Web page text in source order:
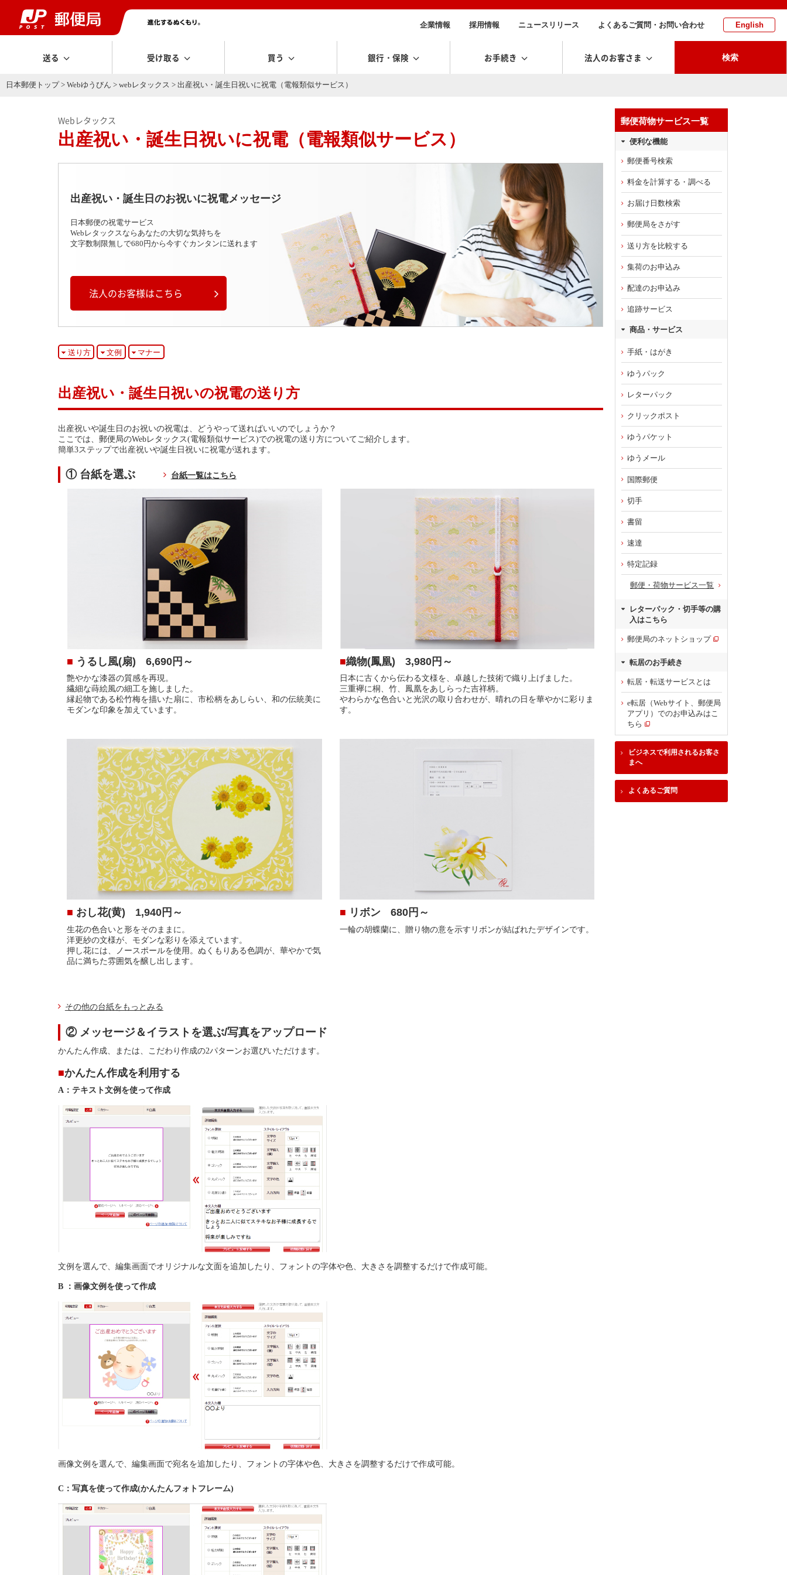
企業情報 採用情報 ニュースリリース よくあるご質問・お問い合わせ English
送る 受け取る 買う 銀行・保険 お手続き 法人のお客さま 検索
日本郵便トップ>Webゆうびん >webレタックス > 出産祝い・誕生日祝いに祝電（電報類似サービス）
Webレタックス
出産祝い・誕生日祝いに祝電（電報類似サービス）
出産祝い・誕生日のお祝いに祝電メッセージ
日本郵便の祝電サービス
Webレタックスならあなたの大切な気持ちを
文字数制限無しで680円から今すぐカンタンに送れます
法人のお客様はこちら
送り方 文例 マナー
出産祝い・誕生日祝いの祝電の送り方
出産祝いや誕生日のお祝いの祝電は、どうやって送ればいいのでしょうか？
ここでは、郵便局のWebレタックス(電報類似サービス)での祝電の送り方についてご紹介します。
簡単3ステップで出産祝いや誕生日祝いに祝電が送れます。
① 台紙を選ぶ 台紙一覧はこちら
■ うるし風(扇) 6,690円～
艶やかな漆器の質感を再現。
繊細な蒔絵風の細工を施しました。
縁起物である松竹梅を描いた扇に、市松柄をあしらい、和の伝統美に
モダンな印象を加えています。
■織物(鳳凰) 3,980円～
日本に古くから伝わる文様を、卓越した技術で織り上げました。
三重襷に桐、竹、鳳凰をあしらった吉祥柄。
やわらかな色合いと光沢の取り合わせが、晴れの日を華やかに彩りま
す。
■ おし花(黄) 1,940円～
生花の色合いと形をそのままに。
洋更紗の文様が、モダンな彩りを添えています。
押し花には、ノースポールを使用。ぬくもりある色調が、華やかで気
品に満ちた雰囲気を醸し出します。
■ リボン 680円～
一輪の胡蝶蘭に、贈り物の意を示すリボンが結ばれたデザインです。
その他の台紙をもっとみる
② メッセージ＆イラストを選ぶ/写真をアップロード
かんたん作成、または、こだわり作成の2パターンお選びいただけます。
■かんたん作成を利用する
A：テキスト文例を使って作成
文例を選んで、編集画面でオリジナルな文面を追加したり、フォントの字体や色、大きさを調整するだけで作成可能。
B ：画像文例を使って作成
画像文例を選んで、編集画面で宛名を追加したり、フォントの字体や色、大きさを調整するだけで作成可能。
C：写真を使って作成(かんたんフォトフレーム)
郵便荷物サービス一覧
便利な機能
郵便番号検索
料金を計算する・調べる
お届け日数検索
郵便局をさがす
送り方を比較する
集荷のお申込み
配達のお申込み
追跡サービス
商品・サービス
手紙・はがき
ゆうパック
レターパック
クリックポスト
ゆうパケット
ゆうメール
国際郵便
切手
書留
速達
特定記録
郵便・荷物サービス一覧
レターパック・切手等の購
入はこちら
郵便局のネットショップ
転居のお手続き
転居・転送サービスとは
e転居（Webサイト、郵便局
アプリ）でのお申込みはこ
ちら
ビジネスで利用されるお客さ
まへ
よくあるご質問